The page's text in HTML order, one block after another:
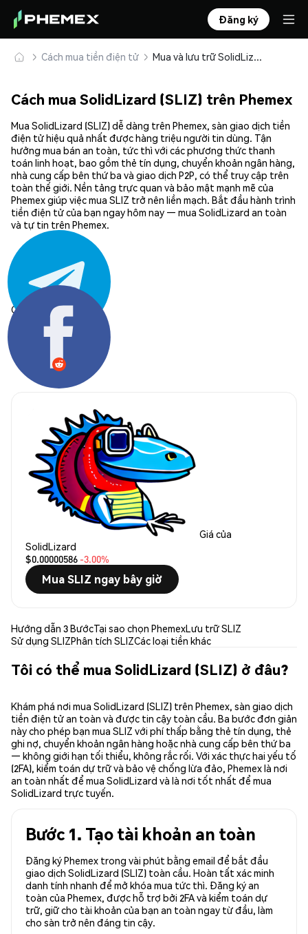
Đăng ký
Cách mua tiền điện tử Mua và lưu trữ SolidLizard (SLIZ) an toàn
Cách mua SolidLizard (SLIZ) trên Phemex
Mua SolidLizard (SLIZ) dễ dàng trên Phemex, sàn giao dịch tiền
điện tử hiệu quả nhất được hàng triệu người tin dùng. Tận
hưởng mua bán an toàn, tức thì với các phương thức thanh
toán linh hoạt, bao gồm thẻ tín dụng, chuyển khoản ngân hàng,
nhà cung cấp bên thứ ba và giao dịch P2P, có thể truy cập trên
toàn thế giới. Nền tảng trực quan và bảo mật mạnh mẽ của
Phemex giúp việc mua SLIZ trở nên liền mạch. Bắt đầu hành trình
tiền điện tử của bạn ngay hôm nay — mua SolidLizard an toàn
và tự tin trên Phemex.
Chia sẻ:
Giá của
SolidLizard
$0.00000586 -3.00%
Mua SLIZ ngay bây giờ
Hướng dẫn 3 BướcTại sao chọn PhemexLưu trữ SLIZ
Sử dụng SLIZPhân tích SLIZCác loại tiền khác
Tôi có thể mua SolidLizard (SLIZ) ở đâu?
Khám phá nơi mua SolidLizard (SLIZ) trên Phemex, sàn giao dịch
tiền điện tử an toàn và được tin cậy toàn cầu. Ba bước đơn giản
này cho phép bạn mua SLIZ với phí thấp bằng thẻ tín dụng, thẻ
ghi nợ, chuyển khoản ngân hàng hoặc nhà cung cấp bên thứ ba
— không giới hạn tối thiểu, không rắc rối. Với xác thực hai yếu tố
(2FA), kiểm toán dự trữ và bảo vệ chống lừa đảo, Phemex là nơi
an toàn nhất để mua SolidLizard và là nơi tốt nhất để mua
SolidLizard trực tuyến.
Bước 1. Tạo tài khoản an toàn
Đăng ký Phemex trong vài phút bằng email để bắt đầu
giao dịch SolidLizard (SLIZ) toàn cầu. Hoàn tất xác minh
danh tính nhanh để mở khóa mua tức thì. Đăng ký an
toàn của Phemex, được hỗ trợ bởi 2FA và kiểm toán dự
trữ, giữ cho tài khoản của bạn an toàn ngay từ đầu, làm
cho sàn trở nên đáng tin cậy.